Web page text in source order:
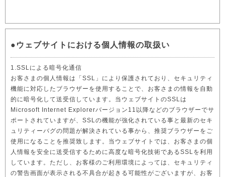
●ウェブサイトにおける個人情報の取扱い
1.SSLによる暗号化通信
お客さまの個人情報は「SSL」により保護されており、セキュリティ
機能に対応したブラウザーを使用することで、お客さまの情報を自動
的に暗号化して送受信しています。当ウェブサイトのSSLは
Microsoft Internet Explorerバージョン11以降などのブラウザーでサ
ポートされていますが、SSLの機能が強化されている事と最新のセキ
ュリティーバグの問題が解決されている事から、推奨ブラウザーをご
使用になることを推奨致します。当ウェブサイトでは、お客さまの個
人情報を安全に送受信するために高度な暗号化技術であるSSLを利用
しています。ただし、お客様のご利用環境によっては、セキュリティ
の警告画面が表示される不具合が起きる可能性がございますが、お客